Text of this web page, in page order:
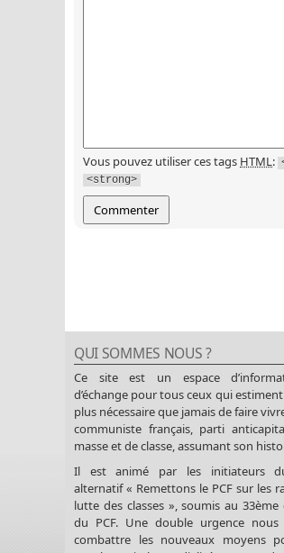
Vous pouvez utiliser ces tags HTML :
<strong>
QUI SOMMES NOUS ?
Ce site est un espace
d’échange pour tous ceux qui estiment
plus nécessaire que jamais de faire
communiste français, parti
masse et de classe, assumant son
Il est animé par les initiateurs
alternatif « Remettons le PCF sur les
lutte des classes », soumis au 33ème
du PCF. Une double urgence nous
combattre les nouveaux moyens